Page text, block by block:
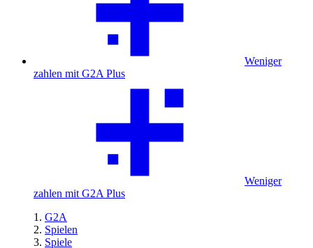
Weniger
zahlen mit G2A Plus
Weniger
zahlen mit G2A Plus
G2A
Spielen
Spiele